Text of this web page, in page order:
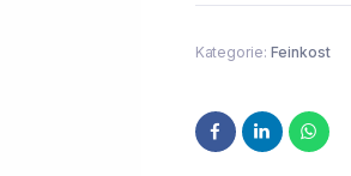
Kategorie: Feinkost